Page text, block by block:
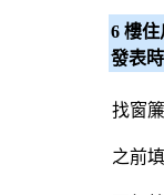
6 樓住
發表時
找窗簾
之前